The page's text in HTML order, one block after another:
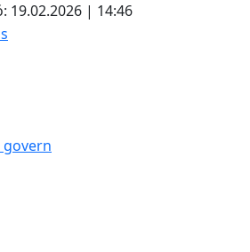
19.02.2026 | 14:46
govern